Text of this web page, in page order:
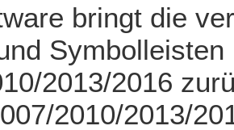
bringt die
2013/2016
2010/2013/